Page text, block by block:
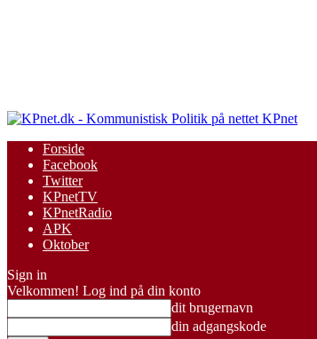
KPnet
Forside
Facebook
Twitter
KPnetTV
KPnetRadio
APK
Oktober
Sign in
Velkommen! Log ind på din konto
dit brugernavn
din adgangskode